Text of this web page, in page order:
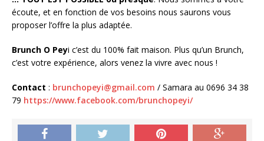
écoute, et en fonction de vos besoins nous saurons vous
proposer l’offre la plus adaptée.
Brunch O Peyi c’est du 100% fait maison. Plus qu’un Brunch,
c’est votre expérience, alors venez la vivre avec nous !
Contact : brunchopeyi@gmail.com / Samara au 0696 34 38
79 https://www.facebook.com/brunchopeyi/